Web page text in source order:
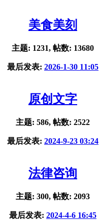
美食美刻
主题: 1231, 帖数: 13680
最后发表: 2026-1-30 11:05
原创文字
主题: 586, 帖数: 2522
最后发表: 2024-9-23 03:24
法律咨询
主题: 300, 帖数: 2093
最后发表: 2024-4-6 16:45